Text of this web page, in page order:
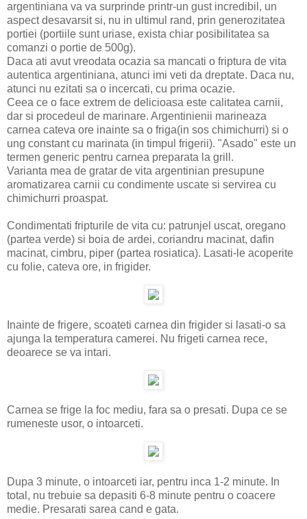
argentiniana va va surprinde printr-un gust incredibil, un
aspect desavarsit si, nu in ultimul rand, prin generozitatea
portiei (portiile sunt uriase, exista chiar posibilitatea sa
comanzi o portie de 500g).
Daca ati avut vreodata ocazia sa mancati o friptura de vita
autentica argentiniana, atunci imi veti da dreptate. Daca nu,
atunci nu ezitati sa o incercati, cu prima ocazie.
Ceea ce o face extrem de delicioasa este calitatea carnii,
dar si procedeul de marinare. Argentinienii marineaza
carnea cateva ore inainte sa o friga(in sos chimichurri) si o
ung constant cu marinata (in timpul frigerii). "Asado" este un
termen generic pentru carnea preparata la grill.
Varianta mea de gratar de vita argentinian presupune
aromatizarea carnii cu condimente uscate si servirea cu
chimichurri proaspat.
Condimentati fripturile de vita cu: patrunjel uscat, oregano
(partea verde) si boia de ardei, coriandru macinat, dafin
macinat, cimbru, piper (partea rosiatica). Lasati-le acoperite
cu folie, cateva ore, in frigider.
Inainte de frigere, scoateti carnea din frigider si lasati-o sa
ajunga la temperatura camerei. Nu frigeti carnea rece,
deoarece se va intari.
Carnea se frige la foc mediu, fara sa o presati. Dupa ce se
rumeneste usor, o intoarceti.
Dupa 3 minute, o intoarceti iar, pentru inca 1-2 minute. In
total, nu trebuie sa depasiti 6-8 minute pentru o coacere
medie. Presarati sarea cand e gata.